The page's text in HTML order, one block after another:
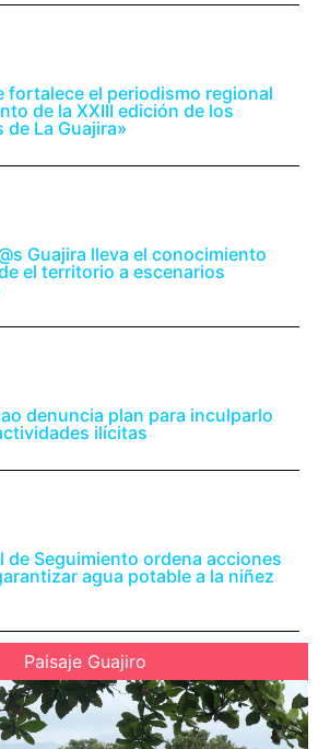
fortalece el periodismo regional
de la XXIII edición de los
de La Guajira»
Guajira lleva el conocimiento
el territorio a escenarios
denuncia plan para inculparlo
ilícitas
de Seguimiento ordena acciones
agua potable a la niñez
Paisaje Guajiro